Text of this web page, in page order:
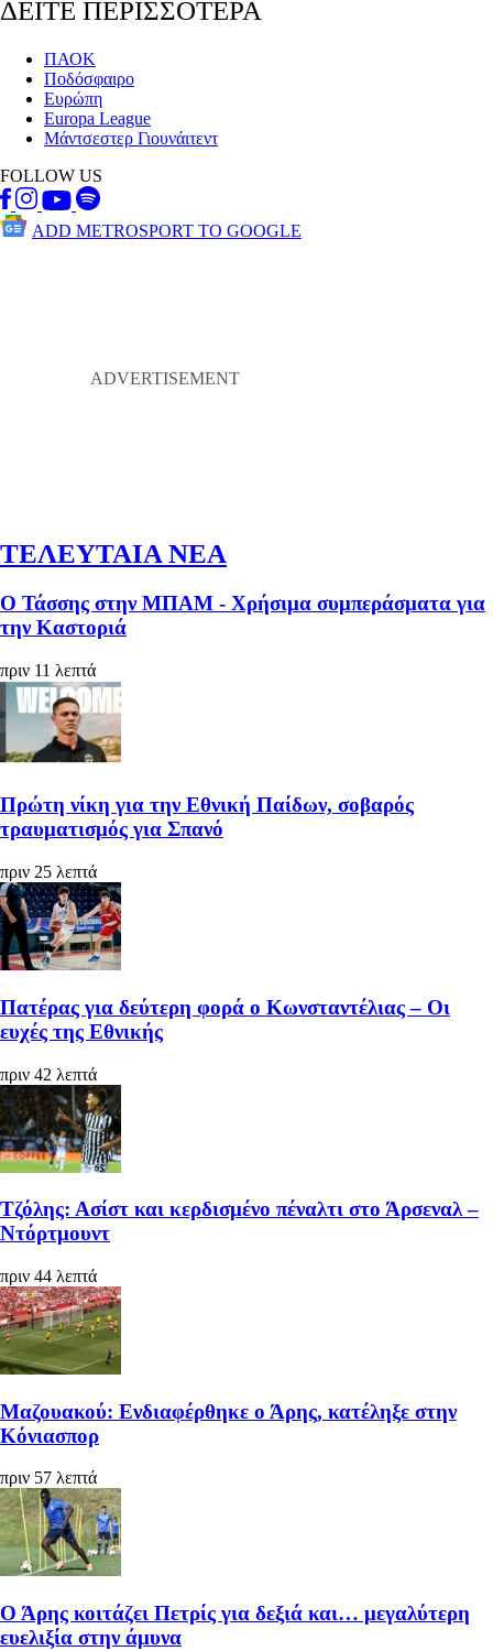
ΔΕΙΤΕ ΠΕΡΙΣΣΟΤΕΡΑ
ΠΑΟΚ
Ποδόσφαιρο
Ευρώπη
Europa League
Μάντσεστερ Γιουνάιτεντ
FOLLOW US
ADD METROSPORT TO GOOGLE
ΤΕΛΕΥΤΑΙΑ ΝΕΑ
Ο Τάσσης στην ΜΠΑΜ - Χρήσιμα συμπεράσματα για
την Καστοριά
πριν 11 λεπτά
Πρώτη νίκη για την Εθνική Παίδων, σοβαρός
τραυματισμός για Σπανό
πριν 25 λεπτά
Πατέρας για δεύτερη φορά ο Κωνσταντέλιας – Οι
ευχές της Εθνικής
πριν 42 λεπτά
Τζόλης: Ασίστ και κερδισμένο πέναλτι στο Άρσεναλ –
Ντόρτμουντ
πριν 44 λεπτά
Μαζουακού: Ενδιαφέρθηκε ο Άρης, κατέληξε στην
Κόνιασπορ
πριν 57 λεπτά
Ο Άρης κοιτάζει Πετρίς για δεξιά και… μεγαλύτερη
ευελιξία στην άμυνα